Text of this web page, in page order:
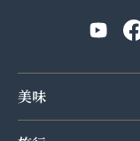
美味